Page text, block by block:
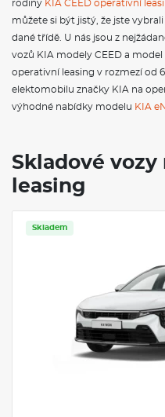
Indikace nezapnutých
limitů (ISLA); Ukotvení
sedadlech 2. řady; Hlavní
přepínáním dálkových
Aktivní systém pro jízdu v
potažený volant; Dvojitá
Connect, DAB, Android
blatníků a prahů černé;
Zatmavená skla zadních a
předních a zadních oken;
ROA (upozornění na
ližiny; Dešťový senzor;
tempomat (SCC 2) +
Sklopné opěradlo zadního
centrální airbag; SOS
tažné zařízení; Systém
Monitorování tlaku v
USB 2.0 + USB-C
Vyhřívaná přední sedadla
rodiny KIA CEED operativní
můžete si být jistý, že jste
dané třídě. U nás jsou z
vozů KIA modely CEED a model
operativní leasing v rozmezí od
elektomobilu značky KIA na
výhodné nabídky modelu KIA
Skladové
leasing